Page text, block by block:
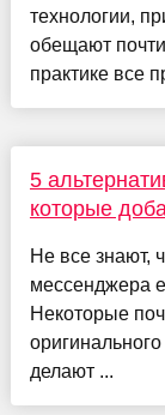
технологии,
обещают
практике все
5
которые
Не все знают,
мессенджера
Некоторые
делают ...